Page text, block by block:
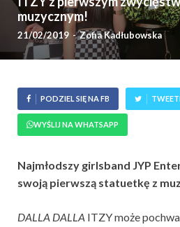
muzycznym!
21/02/2019 -Zofia Kadłubowska
PODZIEL SIĘ NA FB
WYŚLIJ NA WHATSAPP
Najmłodszy girlsband JYP
swoją pierwszą statuetkę z
DALLA DALLA ITZY może